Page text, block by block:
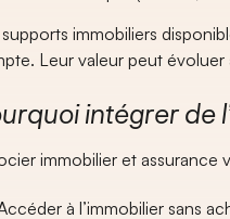
immobiliers
Leur valeur peut évoluer
intégrer de
immobilier et assurance
à l’immobilier sans